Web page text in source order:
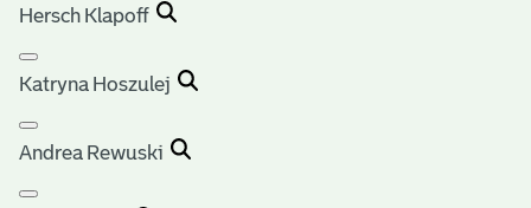
Hersch Klapoff
Katryna Hoszulej
Andrea Rewuski